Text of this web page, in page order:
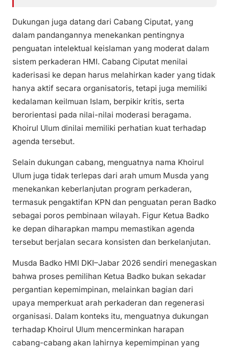
Dukungan juga datang dari Cabang Ciputat, yang
dalam pandangannya menekankan pentingnya
penguatan intelektual keislaman yang moderat dalam
sistem perkaderan HMI. Cabang Ciputat menilai
kaderisasi ke depan harus melahirkan kader yang tidak
hanya aktif secara organisatoris, tetapi juga memiliki
kedalaman keilmuan Islam, berpikir kritis, serta
berorientasi pada nilai-nilai moderasi beragama.
Khoirul Ulum dinilai memiliki perhatian kuat terhadap
agenda tersebut.
Selain dukungan cabang, menguatnya nama Khoirul
Ulum juga tidak terlepas dari arah umum Musda yang
menekankan keberlanjutan program perkaderan,
termasuk pengaktifan KPN dan penguatan peran Badko
sebagai poros pembinaan wilayah. Figur Ketua Badko
ke depan diharapkan mampu memastikan agenda
tersebut berjalan secara konsisten dan berkelanjutan.
Musda Badko HMI DKI–Jabar 2026 sendiri menegaskan
bahwa proses pemilihan Ketua Badko bukan sekadar
pergantian kepemimpinan, melainkan bagian dari
upaya memperkuat arah perkaderan dan regenerasi
organisasi. Dalam konteks itu, menguatnya dukungan
terhadap Khoirul Ulum mencerminkan harapan
cabang-cabang akan lahirnya kepemimpinan yang